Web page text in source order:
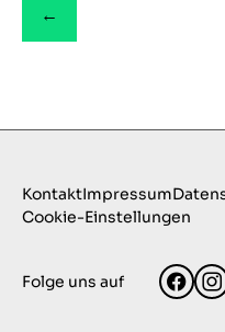
←
KontaktImpressum
Cookie-Einstellungen
Folge uns auf